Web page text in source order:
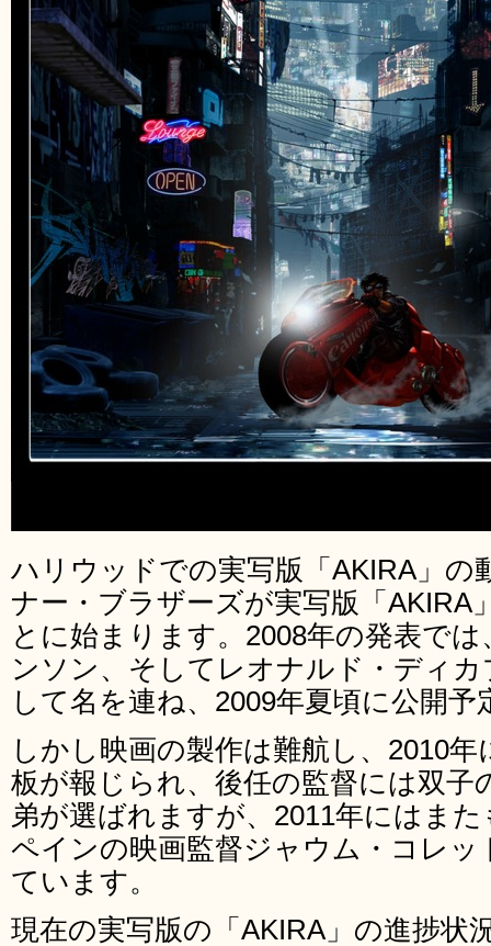
ハリウッドでの実写版「AKIRA」の
ナー・ブラザーズが実写版「AKIRA
とに始まります。2008年の発表で
ンソン、そしてレオナルド・ディ
して名を連ね、2009年夏頃に公開
しかし映画の製作は難航し、2010
板が報じられ、後任の監督には双子
弟が選ばれますが、2011年にはま
ペインの映画監督ジャウム・コレ
ています。
現在の実写版の「AKIRA」の進捗状